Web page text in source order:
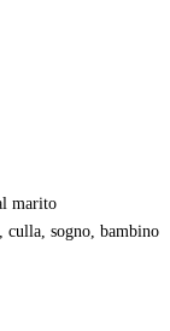
marito
culla, sogno, bambino